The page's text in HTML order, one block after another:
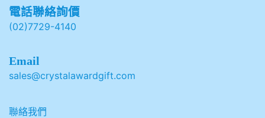
電話聯絡詢價
(02)7729-4140
Email
sales@crystalawardgift.com
聯絡我們